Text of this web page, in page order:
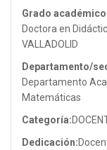
Grado
Doctora en
VALLADOLID
Departamento/
Departamento
Matemáticas
Categoría:
Dedicación: